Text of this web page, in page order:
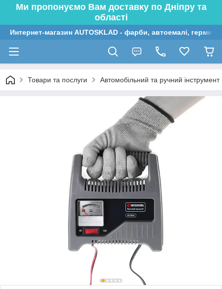
Ми пропонуємо Вам доставку по Дніпру та
області
Интернет-магазин AUTOSKLAD - фарби, автоемалі,
Товари та послуги Автомобільний та ручний